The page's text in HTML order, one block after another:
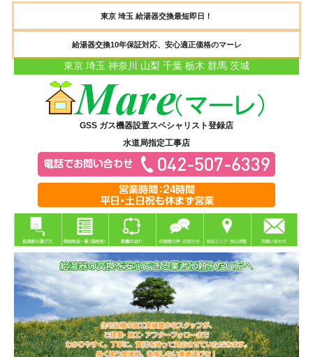
東京 埼玉 給湯器交換最短即日！
給湯器交換10年保証対応、安心適正価格のマーレ
東京 埼玉 神奈川 山梨 千葉 栃木 群馬 茨城
GSS ガス機器設置スペシャリスト登録店
水道局指定工事店